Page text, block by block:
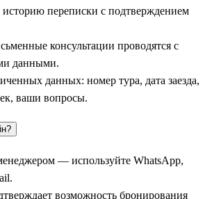
переписки с подтверждением
консультации проводятся с
данными.
данных: номер тура, дата заезда,
ваши вопросы.
— используйте WhatsApp,
возможность бронирования